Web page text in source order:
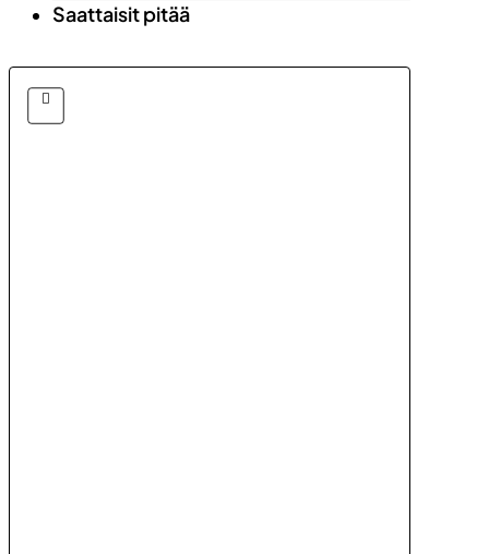
Saattaisit pitää